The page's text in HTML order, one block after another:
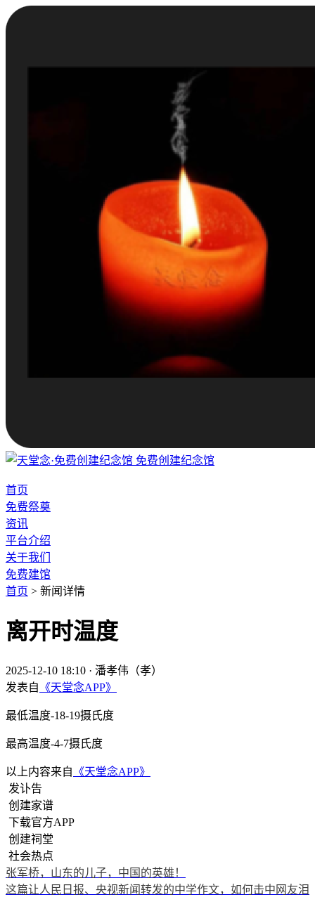
免费创建纪念馆
首页
免费祭奠
资讯
平台介绍
关于我们
免费建馆
首页 > 新闻详情
离开时温度
2025-12-10 18:10 · 潘孝伟（孝）
发表自 《天堂念APP》
最低温度-18-19摄氏度
最高温度-4-7摄氏度
以上内容来自 《天堂念APP》
发讣告
创建家谱
下载官方APP
创建祠堂
社会热点
张军桥，山东的儿子，中国的英雄！
这篇让人民日报、央视新闻转发的中学作文，如何击中网友泪